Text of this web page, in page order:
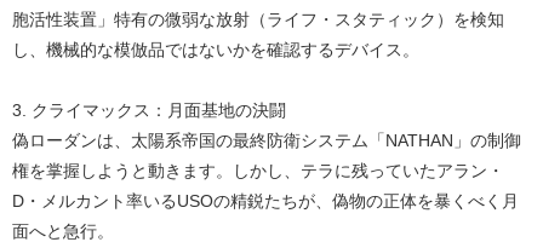
胞活性装置」特有の微弱な放射（ライフ・スタティック）を検知
し、機械的な模倣品ではないかを確認するデバイス。
3. クライマックス：月面基地の決闘
偽ローダンは、太陽系帝国の最終防衛システム「NATHAN」の制御
権を掌握しようと動きます。しかし、テラに残っていたアラン・
D・メルカント率いるUSOの精鋭たちが、偽物の正体を暴くべく月
面へと急行。